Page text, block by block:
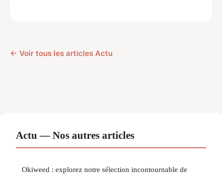
← Voir tous les articles Actu
Actu — Nos autres articles
Okiweed : explorez notre sélection incontournable de